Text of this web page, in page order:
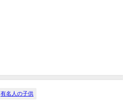
有名人の子供